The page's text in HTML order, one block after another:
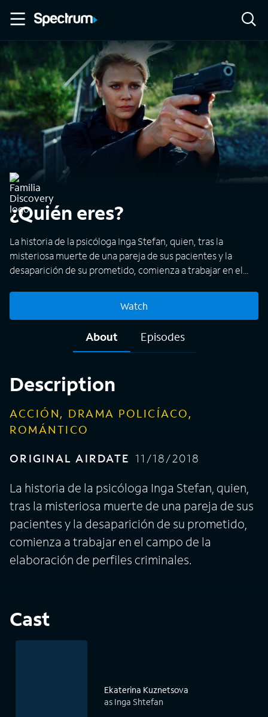
¿Quién eres?
La historia de la psicóloga Inga Stefan, quien, tras la
misteriosa muerte de una pareja de sus pacientes y la
desaparición de su prometido, comienza a trabajar en el
Watch
About Episodes
Description
ACCIÓN, DRAMA POLICÍACO,
ROMÁNTICO
ORIGINAL AIRDATE 11/18/2018
La historia de la psicóloga Inga Stefan, quien,
tras la misteriosa muerte de una pareja de sus
pacientes y la desaparición de su prometido,
comienza a trabajar en el campo de la
elaboración de perfiles criminales.
Cast
Ekaterina Kuznetsova
as Inga Shtefan